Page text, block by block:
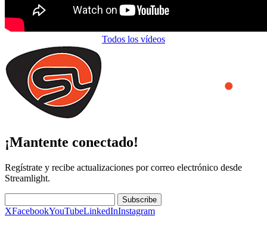
Todos los vídeos
¡Mantente conectado!
Regístrate y recibe actualizaciones por correo electrónico desde
Streamlight.
Subscribe
XFacebookYouTubeLinkedInInstagram